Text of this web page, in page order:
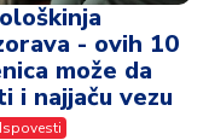
- ovih 10
može da
i najjaču vezu
Ispovesti